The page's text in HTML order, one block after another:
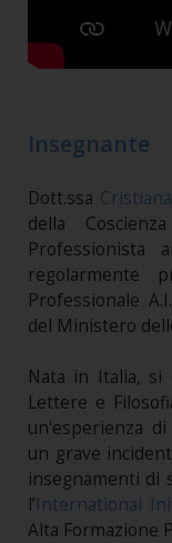
Insegnante
Dott.ssa
della
Professionista
regolarmente
Professionale
del Ministero
Nata in Italia, si
Lettere e
un'esperienza
un grave
insegnamenti di
l’International
Alta Formazione